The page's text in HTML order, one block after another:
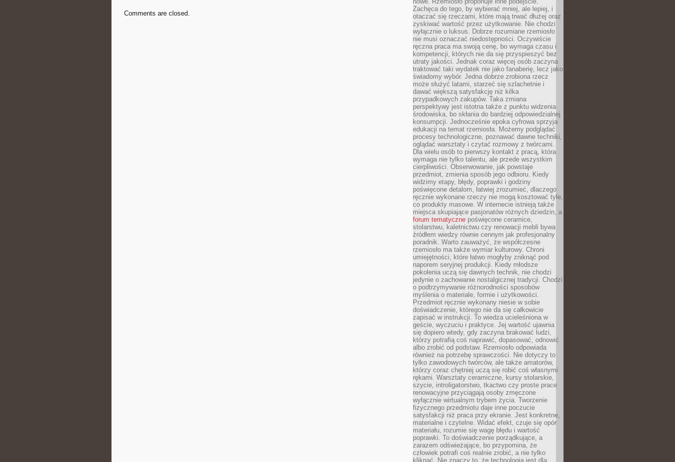
Comments are closed.
Zachęca do tego, by wybierać mniej, ale lepiej, i
otaczać się rzeczami, które mają trwać dłużej oraz
zyskiwać wartość przez użytkowanie. Nie chodzi
wyłącznie o luksus. Dobrze rozumiane rzemiosło
nie musi oznaczać niedostępności. Oczywiście
ręczna praca ma swoją cenę, bo wymaga czasu i
kompetencji, których nie da się przyspieszyć bez
utraty jakości. Jednak coraz więcej osób zaczyna
traktować taki wydatek nie jako fanaberię, lecz jako
świadomy wybór. Jedna dobrze zrobiona rzecz
może służyć latami, starzeć się szlachetnie i
dawać większą satysfakcję niż kilka
przypadkowych zakupów. Taka zmiana
perspektywy jest istotna także z punktu widzenia
środowiska, bo skłania do bardziej odpowiedzialnej
konsumpcji. Jednocześnie epoka cyfrowa sprzyja
edukacji na temat rzemiosła. Możemy podglądać
procesy technologiczne, poznawać dawne techniki,
oglądać warsztaty i czytać rozmowy z twórcami.
Dla wielu osób to pierwszy kontakt z pracą, która
wymaga nie tylko talentu, ale przede wszystkim
cierpliwości. Obserwowanie, jak powstaje
przedmiot, zmienia sposób jego odbioru. Kiedy
widzimy etapy, błędy, poprawki i godziny
poświęcone detalom, łatwiej zrozumieć, dlaczego
ręcznie wykonane rzeczy nie mogą kosztować tyle,
co produkty masowe. W internecie istnieją także
miejsca skupiające pasjonatów różnych dziedzin, a
forum tematyczne poświęcone ceramice,
stolarstwu, kaletnictwu czy renowacji mebli bywa
źródłem wiedzy równie cennym jak profesjonalny
poradnik. Warto zauważyć, że współczesne
rzemiosło ma także wymiar kulturowy. Chroni
umiejętności, które łatwo mogłyby zniknąć pod
naporem seryjnej produkcji. Kiedy młodsze
pokolenia uczą się dawnych technik, nie chodzi
jedynie o zachowanie nostalgicznej tradycji. Chodzi
o podtrzymywanie różnorodności sposobów
myślenia o materiale, formie i użytkowości.
Przedmiot ręcznie wykonany niesie w sobie
doświadczenie, którego nie da się całkowicie
zapisać w instrukcji. To wiedza ucieleśniona w
geście, wyczuciu i praktyce. Jej wartość ujawnia
się dopiero wtedy, gdy zaczyna brakować ludzi,
którzy potrafią coś naprawić, dopasować, odnowić
albo zrobić od podstaw. Rzemiosło odpowiada
również na potrzebę sprawczości. Nie dotyczy to
tylko zawodowych twórców, ale także amatorów,
którzy coraz chętniej uczą się robić coś własnymi
rękami. Warsztaty ceramiczne, kursy stolarskie,
szycie, introligatorstwo, tkactwo czy proste prace
renowacyjne przyciągają osoby zmęczone
wyłącznie wirtualnym trybem życia. Tworzenie
fizycznego przedmiotu daje inne poczucie
satysfakcji niż praca przy ekranie. Jest konkretne,
materialne i czytelne. Widać efekt, czuje się opór
materiału, rozumie się wagę błędu i wartość
poprawki. To doświadczenie porządkujące, a
zarazem odświeżające, bo przypomina, że
człowiek potrafi coś realnie zrobić, a nie tylko
kliknąć. Nie znaczy to, że technologia jest dla